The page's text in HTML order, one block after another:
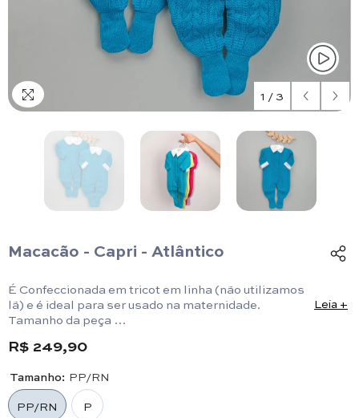
1 /3
Macacão - Capri - Atlântico
É Confeccionada em tricot em linha (não utilizamos
lã) e é ideal para ser usado na maternidade.
Tamanho da peça
cm -P: Comprimento 50 cm x Largura 24,5 cm
Leia +
R$ 249,90
Tamanho: PP/RN
PP/RN
P